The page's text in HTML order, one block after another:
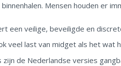
binnenhalen. Mensen houden er
een veilige, beveiligde en
veel last van midget als het wat
de Nederlandse versies